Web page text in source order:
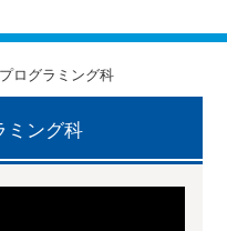
ログラミング科
ミング科